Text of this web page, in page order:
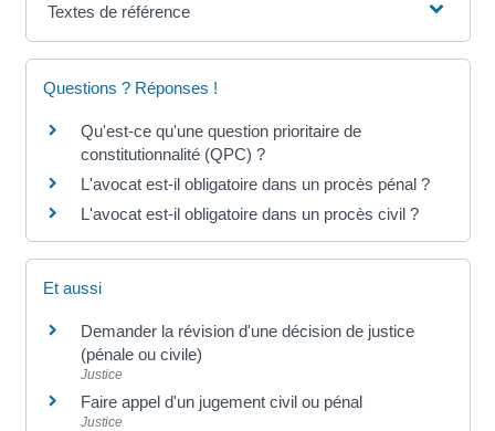
Textes de référence
Questions ? Réponses !
Qu'est-ce qu'une question prioritaire de
constitutionnalité (QPC) ?
L'avocat est-il obligatoire dans un procès pénal ?
L'avocat est-il obligatoire dans un procès civil ?
Et aussi
Demander la révision d'une décision de justice
(pénale ou civile)
Justice
Faire appel d'un jugement civil ou pénal
Justice